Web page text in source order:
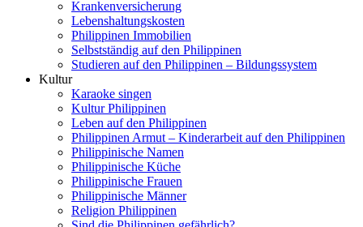
Krankenversicherung
Lebenshaltungskosten
Philippinen Immobilien
Selbstständig auf den Philippinen
Studieren auf den Philippinen – Bildungssystem
Kultur
Karaoke singen
Kultur Philippinen
Leben auf den Philippinen
Philippinen Armut – Kinderarbeit auf den Philippinen
Philippinische Namen
Philippinische Küche
Philippinische Frauen
Philippinische Männer
Religion Philippinen